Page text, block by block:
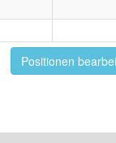
Positionen